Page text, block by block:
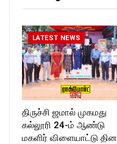
T_TIMESC
LATEST NEWS
திருச்சி ஜமால் முகமது
கல்லூரி 24-ம் ஆண்டு
மகளிர் விளையாட்டு தின